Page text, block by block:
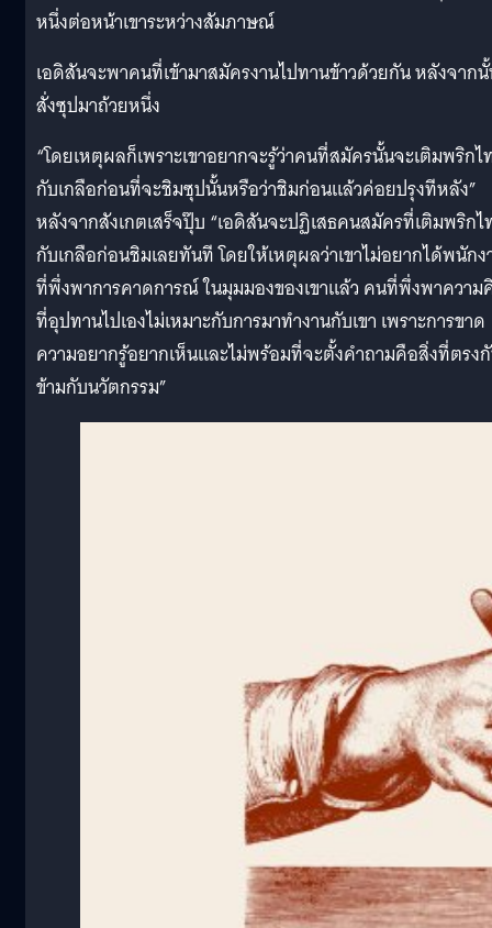
หนึ่งต่อหน้าเขาระหว่างสัมภาษณ์
เอดิสันจะพาคนที่เข้ามาสมัครงานไปทานข้าวด้วยกัน หลังจาก
สั่งซุปมาถ้วยหนึ่ง
“โดยเหตุผลก็เพราะเขาอยากจะรู้ว่าคนที่สมัครนั้นจะเติมพริก
กับเกลือก่อนที่จะชิมซุปนั้นหรือว่าชิมก่อนแล้วค่อยปรุงทีหลัง”
หลังจากสังเกตเสร็จปุ๊บ “เอดิสันจะปฏิเสธคนสมัครที่เติมพริก
กับเกลือก่อนชิมเลยทันที โดยให้เหตุผลว่าเขาไม่อยากได้พนักง
ที่พึ่งพาการคาดการณ์ ในมุมมองของเขาแล้ว คนที่พึ่งพาควา
ที่อุปทานไปเองไม่เหมาะกับการมาทำงานกับเขา เพราะการขาด
ความอยากรู้อยากเห็นและไม่พร้อมที่จะตั้งคำถามคือสิ่งที่ตรง
ข้ามกับนวัตกรรม”